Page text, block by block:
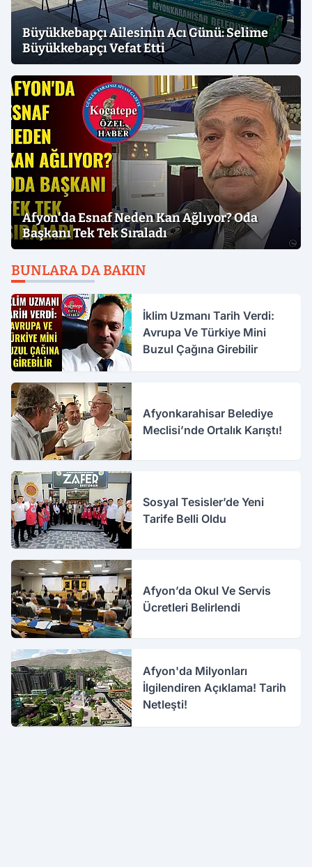
Büyükkebapçı Ailesinin Acı Günü: Selime
Büyükkebapçı Vefat Etti
Afyon'da Esnaf Neden Kan Ağlıyor? Oda
Başkanı Tek Tek Sıraladı
BUNLARA DA BAKIN
İklim Uzmanı Tarih Verdi:
Avrupa Ve Türkiye Mini
Buzul Çağına Girebilir
Afyonkarahisar Belediye
Meclisi’nde Ortalık Karıştı!
Sosyal Tesisler’de Yeni
Tarife Belli Oldu
Afyon’da Okul Ve Servis
Ücretleri Belirlendi
Afyon'da Milyonları
İlgilendiren Açıklama! Tarih
Netleşti!